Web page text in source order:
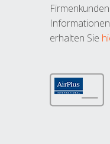
erhalten Sie